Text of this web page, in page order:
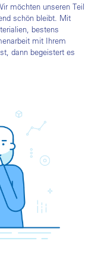
möchten unseren Teil
schön bleibt. Mit
bestens
mit Ihrem
dann begeistert es